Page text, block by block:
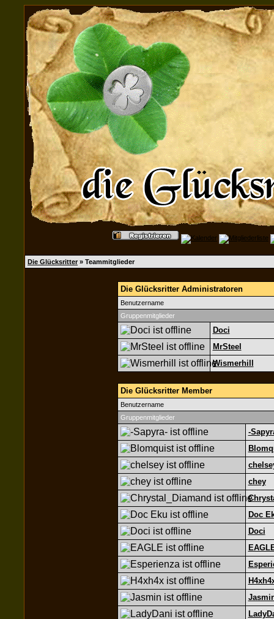
Die Glücksritter » Teammitglieder
Die Glücksritter Administratoren
Benutzername
Gruppenmitglieder
Doci
MrSteel
Wismerhill
Die Glücksritter Member
Benutzername
Gruppenmitglieder
-
chey
Doc
Doci